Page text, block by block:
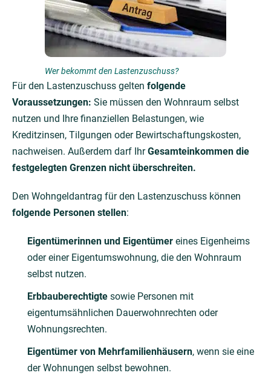
Wer bekommt den Lastenzuschuss?
Für den Lastenzuschuss gelten folgende
Voraussetzungen: Sie müssen den Wohnraum selbst
nutzen und Ihre finanziellen Belastungen, wie
Kreditzinsen, Tilgungen oder Bewirtschaftungskosten,
nachweisen. Außerdem darf IhrGesamteinkommen die
festgelegten Grenzen nicht überschreiten.
Den Wohngeldantrag für den Lastenzuschuss können
folgende Personen stellen:
Eigentümerinnen und Eigentümer eines Eigenheims
oder einer Eigentumswohnung, die den Wohnraum
selbst nutzen.
Erbbauberechtigte sowie Personen mit
eigentumsähnlichen Dauerwohnrechten oder
Wohnungsrechten.
Eigentümer von Mehrfamilienhäusern, wenn sie eine
der Wohnungen selbst bewohnen.